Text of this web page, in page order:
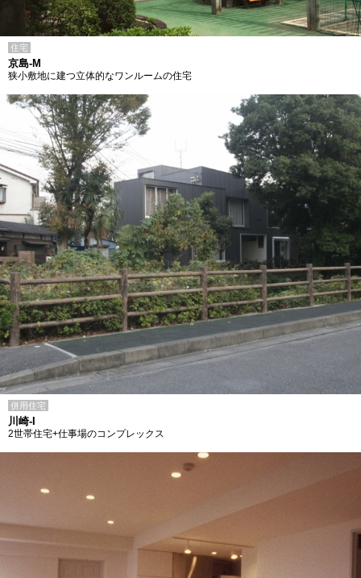
住宅
京島-M
狭小敷地に建つ立体的なワンルームの住宅
併用住宅
川崎-I
2世帯住宅+仕事場のコンプレックス